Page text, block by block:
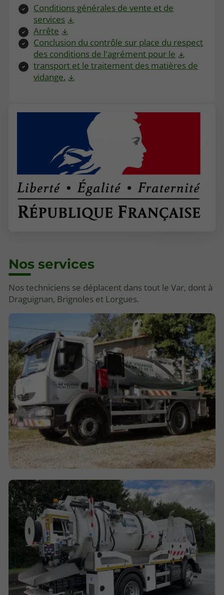
Conditions générales de vente et de
services
Arrête
Conclusion du contrôle sur place du respect
des conditions de l'agrément pour le
transport et le traitement des matières de
vidange.
Nos services
Nos techniciens se déplacent dans tout le Var, dont à
Draguignan, Brignoles et Lorgues.